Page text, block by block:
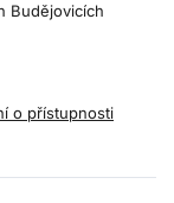
Budějovicích
o přístupnosti